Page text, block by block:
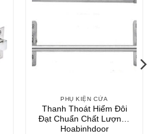
PHỤ KIỆN CỬA
Thanh Thoát Hiểm Đôi
Đạt Chuẩn Chất Lượng |
Hoabinhdoor